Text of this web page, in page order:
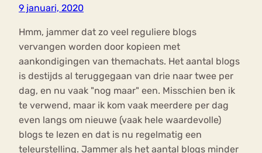
9 januari, 2020
Hmm, jammer dat zo veel reguliere blogs
vervangen worden door kopieen met
aankondigingen van themachats. Het aantal blogs
is destijds al teruggegaan van drie naar twee per
dag, en nu vaak "nog maar" een. Misschien ben ik
te verwend, maar ik kom vaak meerdere per dag
even langs om nieuwe (vaak hele waardevolle)
blogs te lezen en dat is nu regelmatig een
teleurstelling. Jammer als het aantal blogs minder